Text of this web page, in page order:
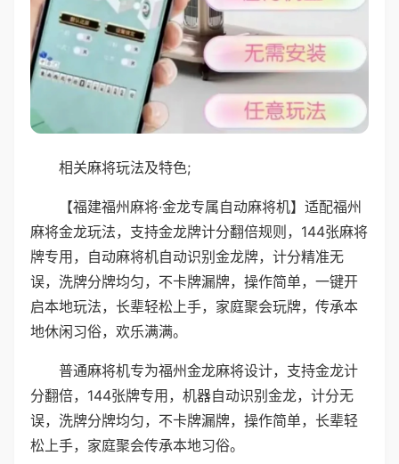
相关麻将玩法及特色;
【福建福州麻将·金龙专属自动麻将机】适配福州
麻将金龙玩法，支持金龙牌计分翻倍规则，144张麻将
牌专用，自动麻将机自动识别金龙牌，计分精准无
误，洗牌分牌均匀，不卡牌漏牌，操作简单，一键开
启本地玩法，长辈轻松上手，家庭聚会玩牌，传承本
地休闲习俗，欢乐满满。
普通麻将机专为福州金龙麻将设计，支持金龙计
分翻倍，144张牌专用，机器自动识别金龙，计分无
误，洗牌分牌均匀，不卡牌漏牌，操作简单，长辈轻
松上手，家庭聚会传承本地习俗。